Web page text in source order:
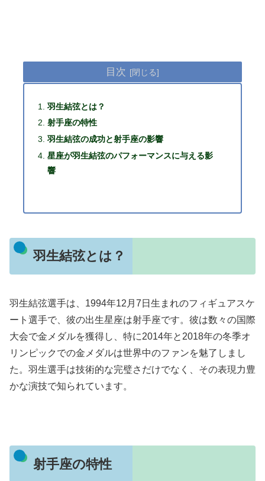
目次
羽生結弦とは？
射手座の特性
羽生結弦の成功と射手座の影響
星座が羽生結弦のパフォーマンスに与える影
響
羽生結弦とは？
羽生結弦選手は、1994年12月7日生まれのフィギュアスケ
ート選手で、彼の出生星座は射手座です。彼は数々の国際
大会で金メダルを獲得し、特に2014年と2018年の冬季オ
リンピックでの金メダルは世界中のファンを魅了しまし
た。羽生選手は技術的な完璧さだけでなく、その表現力豊
かな演技で知られています。
射手座の特性